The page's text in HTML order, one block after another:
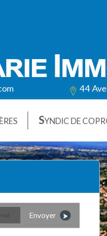
44
SYNDIC DE
Envoyer